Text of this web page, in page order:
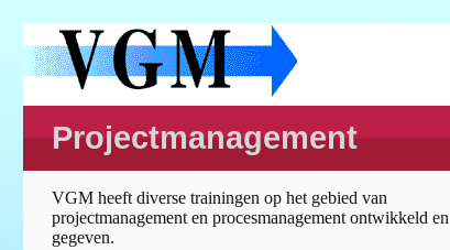
Projectmanagement
VGM heeft diverse trainingen op het gebied van
projectmanagement en procesmanagement ontwikkeld en
gegeven.